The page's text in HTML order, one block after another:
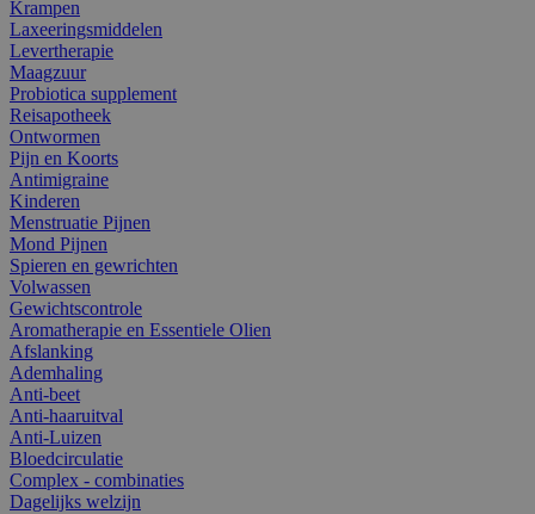
Krampen
Laxeeringsmiddelen
Levertherapie
Maagzuur
Probiotica supplement
Reisapotheek
Ontwormen
Pijn en Koorts
Antimigraine
Kinderen
Menstruatie Pijnen
Mond Pijnen
Spieren en gewrichten
Volwassen
Gewichtscontrole
Aromatherapie en Essentiele Olien
Afslanking
Ademhaling
Anti-beet
Anti-haaruitval
Anti-Luizen
Bloedcirculatie
Complex - combinaties
Dagelijks welzijn